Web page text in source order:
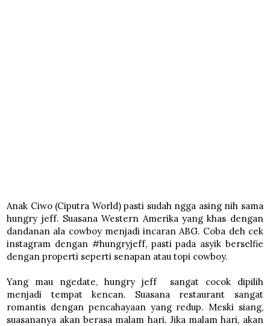
Anak Ciwo (Ciputra World) pasti sudah ngga asing nih sama
hungry jeff. Suasana Western Amerika yang khas dengan
dandanan ala cowboy menjadi incaran ABG. Coba deh cek
instagram dengan #hungryjeff, pasti pada asyik berselfie
dengan properti seperti senapan atau topi cowboy.
Yang mau ngedate, hungry jeff sangat cocok dipilih
menjadi tempat kencan. Suasana restaurant sangat
romantis dengan pencahayaan yang redup. Meski siang,
suasananya akan berasa malam hari. Jika malam hari, akan